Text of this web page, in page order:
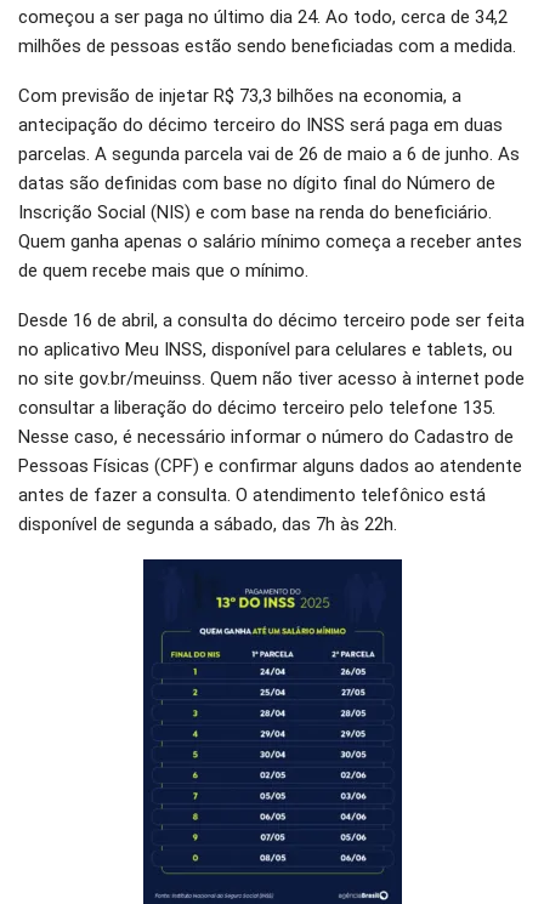
começou a ser paga no último dia 24. Ao todo, cerca de 34,2
milhões de pessoas estão sendo beneficiadas com a medida.
Com previsão de injetar R$ 73,3 bilhões na economia, a
antecipação do décimo terceiro do INSS será paga em duas
parcelas. A segunda parcela vai de 26 de maio a 6 de junho. As
datas são definidas com base no dígito final do Número de
Inscrição Social (NIS) e com base na renda do beneficiário.
Quem ganha apenas o salário mínimo começa a receber antes
de quem recebe mais que o mínimo.
Desde 16 de abril, a consulta do décimo terceiro pode ser feita
no aplicativo Meu INSS, disponível para celulares e tablets, ou
no site gov.br/meuinss. Quem não tiver acesso à internet pode
consultar a liberação do décimo terceiro pelo telefone 135.
Nesse caso, é necessário informar o número do Cadastro de
Pessoas Físicas (CPF) e confirmar alguns dados ao atendente
antes de fazer a consulta. O atendimento telefônico está
disponível de segunda a sábado, das 7h às 22h.